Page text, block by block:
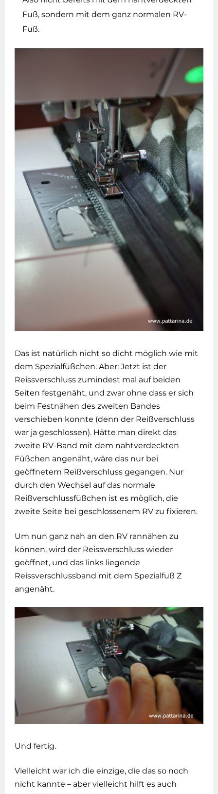
Fuß, sondern mit dem ganz normalen RV-
Fuß.
Das ist natürlich nicht so dicht möglich wie mit
dem Spezialfüßchen. Aber: Jetzt ist der
Reissverschluss zumindest mal auf beiden
Seiten festgenäht, und zwar ohne dass er sich
beim Festnähen des zweiten Bandes
verschieben konnte (denn der Reißverschluss
war ja geschlossen). Hätte man direkt das
zweite RV-Band mit dem nahtverdeckten
Füßchen angenäht, wäre das nur bei
geöffnetem Reißverschluss gegangen. Nur
durch den Wechsel auf das normale
Reißverschlussfüßchen ist es möglich, die
zweite Seite bei geschlossenem RV zu fixieren.
Um nun ganz nah an den RV rannähen zu
können, wird der Reissverschluss wieder
geöffnet, und das links liegende
Reissverschlussband mit dem Spezialfuß Z
angenäht.
Und fertig.
Vielleicht war ich die einzige, die das so noch
nicht kannte – aber vielleicht hilft es auch